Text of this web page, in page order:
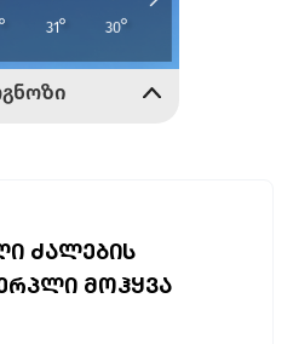
ᲫᲐᲚᲔᲑᲘᲡ
ᲛᲝᲰᲧᲕᲐ